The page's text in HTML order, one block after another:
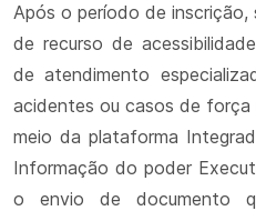
Após o período de
de recurso de
de atendimento
acidentes ou casos de
meio da plataforma
Informação do poder
o envio de documento